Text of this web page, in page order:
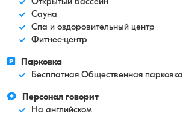
Сауна
Спа и оздоровительный центр
Фитнес-центр
Парковка
Бесплатная Общественная парковка
Персонал говорит
На английском